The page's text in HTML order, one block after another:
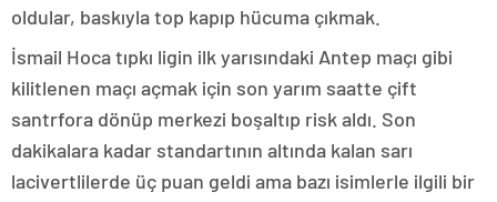
oldular, baskıyla top kapıp hücuma çıkmak.
İsmail Hoca tıpkı ligin ilk yarısındaki Antep maçı gibi
kilitlenen maçı açmak için son yarım saatte çift
santrfora dönüp merkezi boşaltıp risk aldı. Son
dakikalara kadar standartının altında kalan sarı
lacivertlilerde üç puan geldi ama bazı isimlerle ilgili bir